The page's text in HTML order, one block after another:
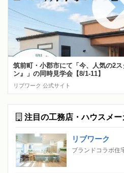
筑前町・小郡市にて「今、人気の2
ン』」の同時見学会【8/1-11】
リブワーク 公式サイト
注目の工務店・ハウスメー
リブワーク
ブランドコラボ住